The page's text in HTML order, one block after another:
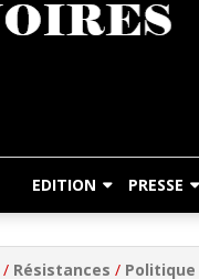
EDITION PRESSE
/ Résistances / Politique